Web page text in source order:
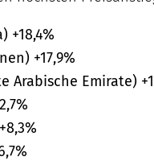
+18,4%
+17,9%
Arabische Emirate)